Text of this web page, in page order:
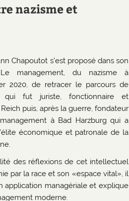
nazisme et
Chapoutot s’est proposé dans son
management, du nazisme à
2020, de retracer le parcours de
qui fut juriste, fonctionnaire et
puis, après la guerre, fondateur
à Bad Harzburg qui a
économique et patronale de la
des réflexions de cet intellectuel
par la race et son «espace vital», il
application managériale et explique
moderne.